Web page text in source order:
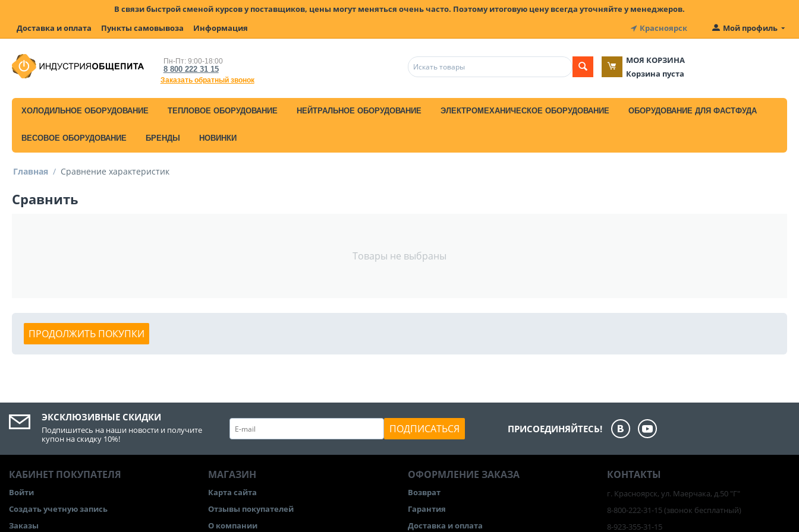
В связи быстрой сменой курсов у поставщиков, цены могут меняться очень часто. Поэтому итоговую цену всегда уточняйте у менеджеров.
Доставка и оплата
Пункты самовывоза Информация Красноярск Мой профиль
Пн-Пт: 9:00-18:00
8 800 222 31 15
Заказать обратный звонок
МОЯ КОРЗИНА
Корзина пуста
ХОЛОДИЛЬНОЕ ОБОРУДОВАНИЕ ТЕПЛОВОЕ ОБОРУДОВАНИЕ НЕЙТРАЛЬНОЕ ОБОРУДОВАНИЕ ЭЛЕКТРОМЕХАНИЧЕСКОЕ ОБОРУДОВАНИЕ ОБОРУДОВАНИЕ ДЛЯ ФАСТФУДА
ВЕСОВОЕ ОБОРУДОВАНИЕ БРЕНДЫ НОВИНКИ
Главная / Сравнение характеристик
Сравнить
Товары не выбраны
ПРОДОЛЖИТЬ ПОКУПКИ
ЭКСКЛЮЗИВНЫЕ СКИДКИ
Подпишитесь на наши новости и получите
купон на скидку 10%!
ПОДПИСАТЬСЯ ПРИСОЕДИНЯЙТЕСЬ!
КАБИНЕТ ПОКУПАТЕЛЯ
Войти
Создать учетную запись
Заказы
МАГАЗИН
Карта сайта
Отзывы покупателей
О компании
ОФОРМЛЕНИЕ ЗАКАЗА
Возврат
Гарантия
Доставка и оплата
КОНТАКТЫ
г. Красноярск, ул. Маерчака, д.50 "Г"
8-800-222-31-15(звонок бесплатный)
8-923-355-31-15